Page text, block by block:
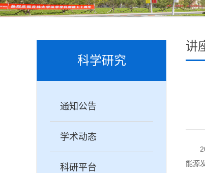
科学研究
通知公告
学术动态
科研平台
讲
能源